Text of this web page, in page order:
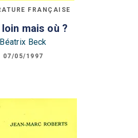
FRANÇAISE
mais où ?
Béatrix Beck
07/05/1997